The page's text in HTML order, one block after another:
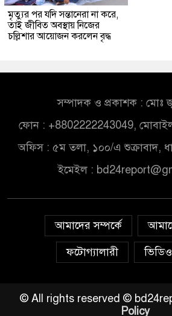
মৃত্যুর পর যদি সন্তানেরা না করে,
তাই জীবিত অবস্থায় নিজের
চল্লিশার আয়োজন করলেন বৃদ্ধ
সম্পাদক ও প্রকাশক : মোঃ
ফোন : +8802222243049,
অফিস : ৫ম তলা, ১০০/এ শুক্রাবাদ,
ইমেইল :
আমাদের সম্পর্কে
ফটোগ্যালারী
ভিডিও
© All rights reserved ©
Policy